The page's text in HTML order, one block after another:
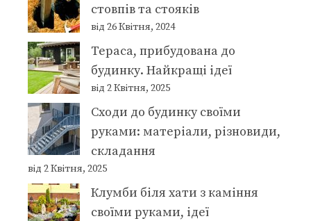
стовпів та стояків
від 26 Квітня, 2024
Тераса, прибудована до
будинку. Найкращі ідеї
від 2 Квітня, 2025
Сходи до будинку своїми
руками: матеріали, різновиди,
складання
від 2 Квітня, 2025
Клумби біля хати з каміння
своїми руками, ідеї